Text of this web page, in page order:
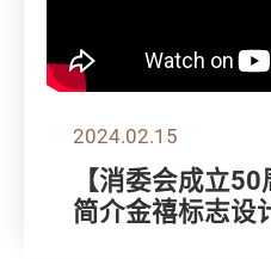
2024.02.15
【消委会成立
简介金禧标志设